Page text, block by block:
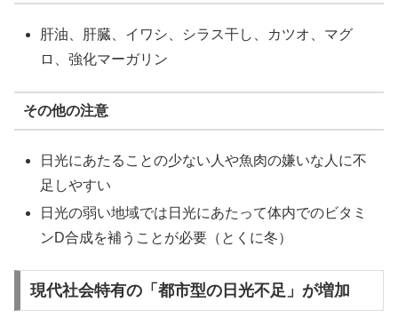
肝油、肝臓、イワシ、シラス干し、カツオ、マグ
ロ、強化マーガリン
その他の注意
日光にあたることの少ない人や魚肉の嫌いな人に不
足しやすい
日光の弱い地域では日光にあたって体内でのビタミ
ンD合成を補うことが必要（とくに冬）
現代社会特有の「都市型の日光不足」が増加